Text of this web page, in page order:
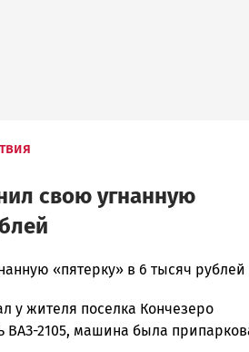
свою угнанную
«пятерку» в 6 тысяч рублей
у жителя поселка Кончезеро
ВАЗ-2105, машина была